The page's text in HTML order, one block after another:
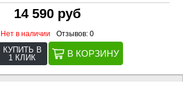
14 590 руб
Нет в наличии Отзывов: 0
КУПИТЬ В
1 КЛИК